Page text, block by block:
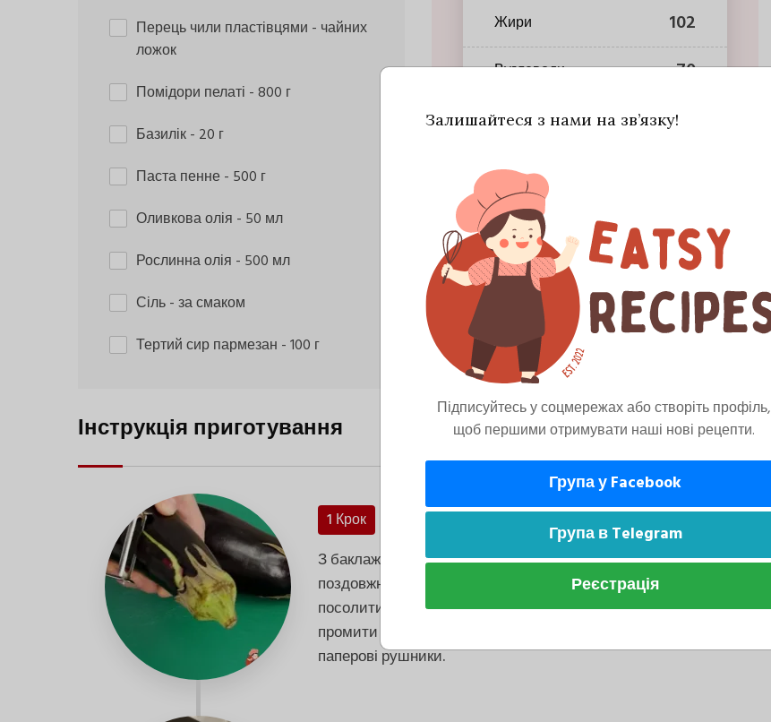
Перець чили пластівцями - чайних
ложок
Помідори пелаті - 800 г
Базилік- 20 г
Паста пенне- 500 г
Оливкова олія - 50 мл
Рослинна олія - 500 мл
Сіль- за смаком
Тертий сир пармезан - 100 г
Жири 102
Вуглеводи 70
Інструкція приготування
1 Крок
З баклажанів зрізати частину шкірки, залишивши
поздовжні смужки шкіри. Нарізати кубиками, щедро
посолити, залити водою і залишити на 20 хвилин. Потім
промити проточною водою, віджати і викласти на
паперові рушники.
Залишайтеся з нами на зв’язку!
Підписуйтесь у соцмережах або створіть профіль,
щоб першими отримувати наші нові рецепти.
Група у Facebook
Група в Telegram
Реєстрація